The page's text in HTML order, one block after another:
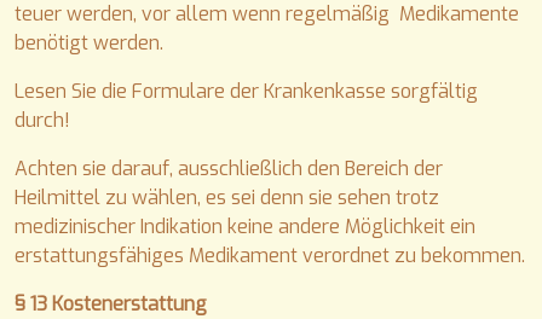
teuer werden, vor allem wenn regelmäßig Medikamente
benötigt werden.
Lesen Sie die Formulare der Krankenkasse sorgfältig
durch!
Achten sie darauf, ausschließlich den Bereich der
Heilmittel zu wählen, es sei denn sie sehen trotz
medizinischer Indikation keine andere Möglichkeit ein
erstattungsfähiges Medikament verordnet zu bekommen.
§ 13 Kostenerstattung